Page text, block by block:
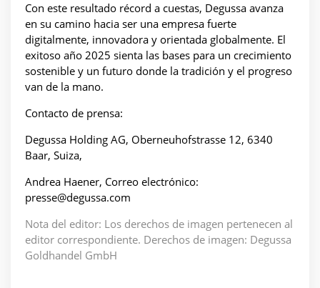
Con este resultado récord a cuestas, Degussa avanza
en su camino hacia ser una empresa fuerte
digitalmente, innovadora y orientada globalmente. El
exitoso año 2025 sienta las bases para un crecimiento
sostenible y un futuro donde la tradición y el progreso
van de la mano.
Contacto de prensa:
Degussa Holding AG, Oberneuhofstrasse 12, 6340
Baar, Suiza,
Andrea Haener, Correo electrónico:
presse@degussa.com
Nota del editor: Los derechos de imagen pertenecen al
editor correspondiente. Derechos de imagen: Degussa
Goldhandel GmbH